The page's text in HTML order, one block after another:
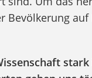
Bevölkerung